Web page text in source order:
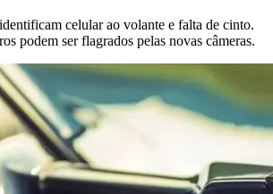
celular ao volante e falta de cinto.
podem ser flagrados pelas novas câmeras.